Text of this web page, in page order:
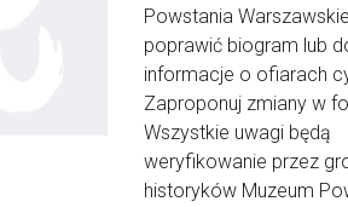
Powstania
poprawić biogram lub
informacje o ofiarach
Zaproponuj zmiany w
Wszystkie uwagi będą
weryfikowanie przez
historyków Muzeum